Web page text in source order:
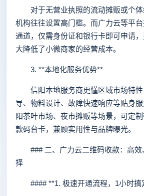
对于无营业执照的流动摊贩或个体
机构往往设置高门槛。而广力云等平台
通道，仅需身份证和银行卡即可申请
大降低了小微商家的经营成本。
3. **本地化服务优势**
信阳本地服务商更懂区域市场特性
导、物料设计、故障快速响应等贴身
阳茶叶市场、夜市摊贩等场景，可定
款码台卡，兼顾实用性与品牌曝光。
### 二、广力云二维码收款：高效
择
#### **1. 极速开通流程，1小时搞